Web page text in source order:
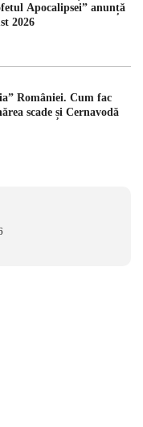
Apocalipsei” anunță
2026
României. Cum fac
scade și Cernavodă